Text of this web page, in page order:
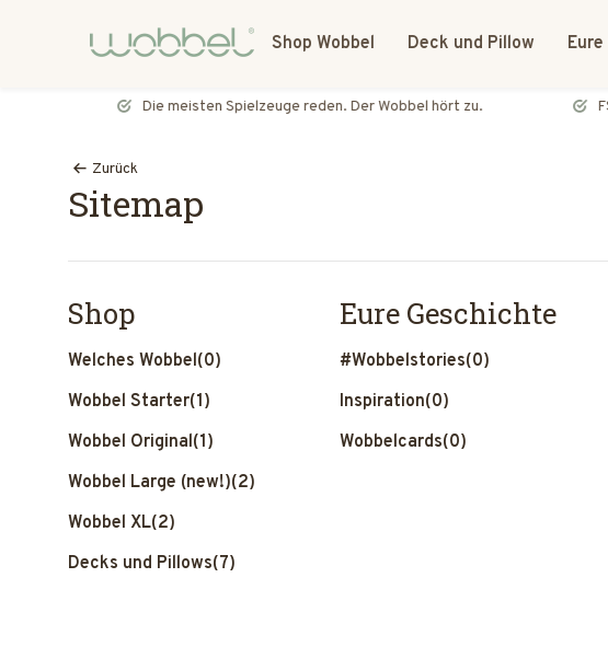
Shop Wobbel Deck und Pillow
Die meisten Spielzeuge reden. Der Wobbel hört zu. FSC-
Zurück
Sitemap
Shop
Welches Wobbel(0)
Wobbel Starter(1)
Wobbel Original(1)
Wobbel Large (new!)(2)
Wobbel XL(2)
Decks und Pillows(7)
Eure Geschichte
#Wobbelstories(0)
Inspiration(0)
Wobbelcards(0)